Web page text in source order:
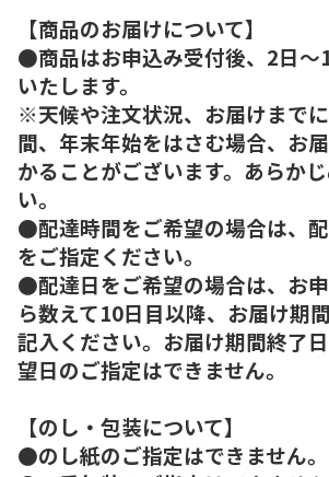
【商品のお届けについて】
●商品はお申込み受付後、2日～
いたします。
※天候や注文状況、お届けまで
間、年末年始をはさむ場合、お
かることがございます。あらか
い。
●配達時間をご希望の場合は、
をご指定ください。
●配達日をご希望の場合は、お
ら数えて10日目以降、お届け期
記入ください。お届け期間終了
望日のご指定はできません。
【のし・包装について】
●のし紙のご指定はできません。